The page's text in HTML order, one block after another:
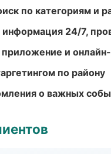
по категориям и
информация 24/7,
и
по району
о важных